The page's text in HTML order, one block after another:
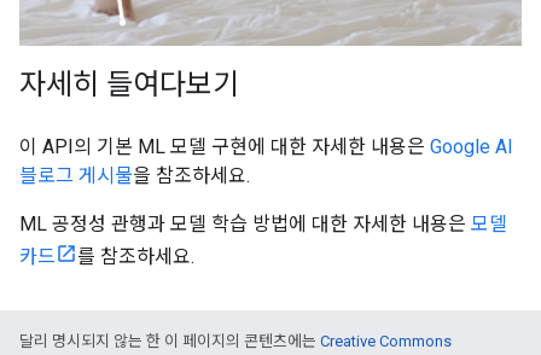
자세히 들여다보기
이 API의 기본 ML 모델 구현에 대한 자세한 내용은 Google AI
블로그 게시물을 참조하세요.
ML 공정성 관행과 모델 학습 방법에 대한 자세한 내용은 모델
카드
를 참조하세요.
달리 명시되지 않는 한 이 페이지의 콘텐츠에는 Creative Commons